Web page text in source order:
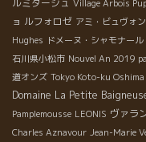
Village Arbois
ョ ルフォロゼ アミ・ビュヴォン
Hughes ドメーヌ・シャモナール
石川県小松市 Nouvel An 2019
道オンズ Tokyo Koto-ku Oshima
Domaine La Petite
Pamplemousse LEONIS ヴァラ
Charles Aznavour Jean-Marie